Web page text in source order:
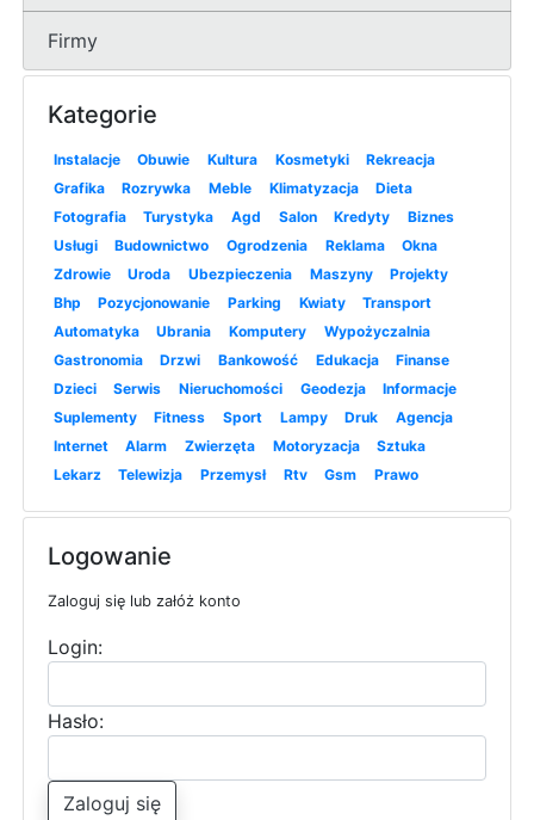
Firmy
Kategorie
Instalacje Obuwie Kultura Kosmetyki
Rekreacja
Grafika
Rozrywka Meble Klimatyzacja
Dieta
Fotografia
Turystyka Agd Salon Kredyty
Biznes
Usługi
Budownictwo Ogrodzenia Reklama
Okna
Zdrowie
Uroda Ubezpieczenia Maszyny
Projekty
Bhp
Pozycjonowanie Parking Kwiaty
Transport
Automatyka
Ubrania Komputery
Wypożyczalnia
Gastronomia
Drzwi Bankowość Edukacja
Finanse
Dzieci
Serwis Nieruchomości Geodezja
Informacje
Suplementy
Fitness Sport Lampy Druk
Agencja
Internet
Alarm Zwierzęta Motoryzacja
Sztuka
Lekarz
Telewizja Przemysł Rtv Gsm Prawo
Logowanie
Zaloguj się lub załóż konto
Login:
Hasło:
Zaloguj się